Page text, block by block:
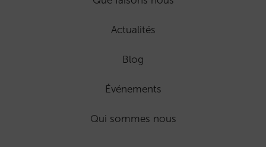
Actualités
Blog
Événements
Qui sommes nous